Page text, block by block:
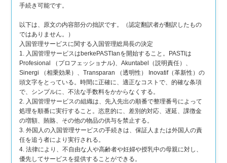
手続き可能です。
以下は、原文の内容部分の拙訳です。（認定翻訳者が翻訳したもの
ではありません。）
入国管理サービスに関する入国管理総局長の決定
1. 入国管理サービスはberkePASTIanを開始すること。PASTIは
Profesional （プロフェッショナル)、Akuntabel（説明責任）、
Sinergi （相乗効果）、Transparan （透明性） Inovatif（革新性）の
頭文字をとっている。時間に正確に、適正なコストで、的確な条項
で、シンプルに、不法な手数料をかからなくする。
2. 入国管理サービスの組織は、先入先出の順番で整理番号によって
処理を順番に実行すること。恣意的に、差別的対応、遅延、課徴金
の増額、賄賂、その他の物品の供与を禁止する。
3. 外国人の入国管理サービスの手続きは、保証人または外国人の責
任を追う者により実行される。
4. 法律により、不自由な人や高齢者や妊婦や授乳中の母親に対し、
優先してサービスを提供することができる。